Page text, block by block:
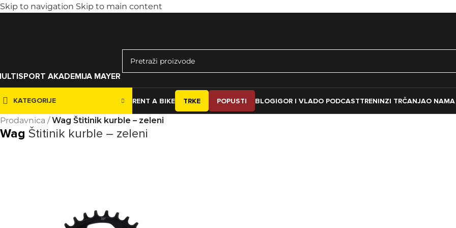
Skip to navigation Skip to main content
AKADEMIJA MAYER
KATEGORIJE RENT A BIKE TRKE POPUSTI BLOGIGOR I VLADO PODCASTTRENINZI TRČANJAO NAMA
Prodavnica /Wag Štitinik kurble – zeleni
Wag Štitinik kurble – zeleni